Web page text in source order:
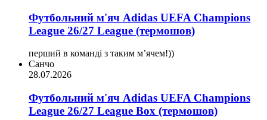
Футбольний м'яч Adidas UEFA Champions
League 26/27 League (термошов)
перший в команді з таким мʼячем!))
Санчо
28.07.2026
Футбольний м'яч Adidas UEFA Champions
League 26/27 League Box (термошов)